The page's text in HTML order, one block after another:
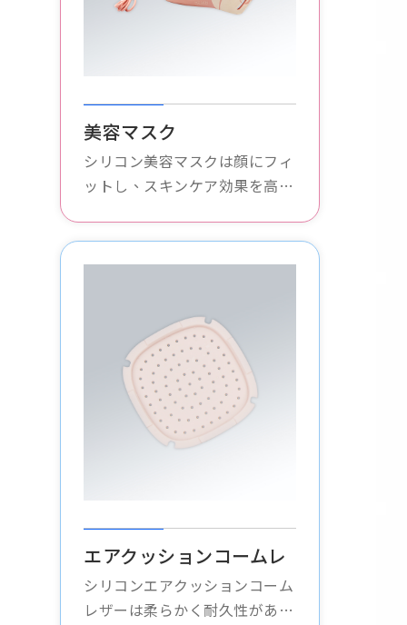
美容マスク
シリコン美容マスクは顔にフィ
ットし、スキンケア効果を高め
栄養を吸収し、潤いと滑らかさ
エアクッションコームレ
ザー
シリコンエアクッションコーム
レザーは柔らかく耐久性があ